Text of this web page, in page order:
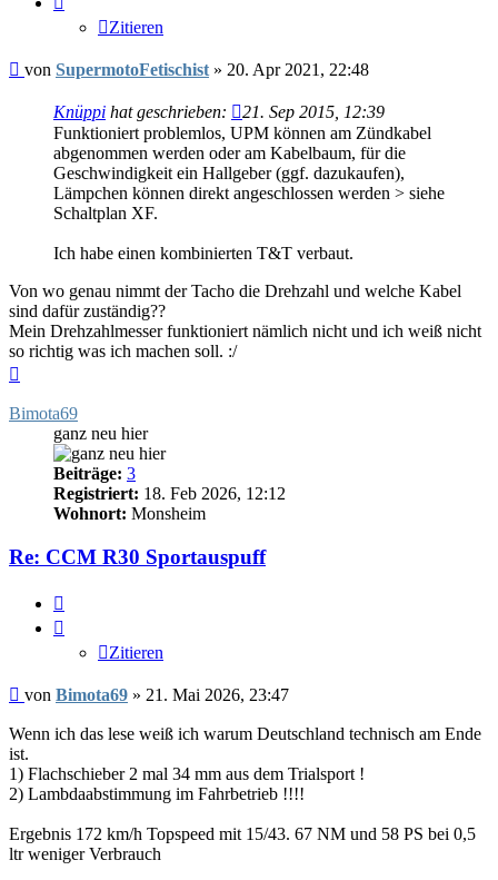
Zitieren
Beitrag
von SupermotoFetischist » 20. Apr 2021, 22:48
Knüppi hat geschrieben:
21. Sep 2015, 12:39
Funktioniert problemlos, UPM können am Zündkabel
abgenommen werden oder am Kabelbaum, für die
Geschwindigkeit ein Hallgeber (ggf. dazukaufen),
Lämpchen können direkt angeschlossen werden > siehe
Schaltplan XF.
Ich habe einen kombinierten T&T verbaut.
Von wo genau nimmt der Tacho die Drehzahl und welche Kabel
sind dafür zuständig??
Mein Drehzahlmesser funktioniert nämlich nicht und ich weiß nicht
so richtig was ich machen soll. :/
Bimota69
ganz neu hier
Beiträge: 3
Registriert: 18. Feb 2026, 12:12
Wohnort: Monsheim
Re: CCM R30 Sportauspuff
Zitieren
Beitrag
von Bimota69 » 21. Mai 2026, 23:47
Wenn ich das lese weiß ich warum Deutschland technisch am Ende
ist.
1) Flachschieber 2 mal 34 mm aus dem Trialsport !
2) Lambdaabstimmung im Fahrbetrieb !!!!
Ergebnis 172 km/h Topspeed mit 15/43. 67 NM und 58 PS bei 0,5
ltr weniger Verbrauch